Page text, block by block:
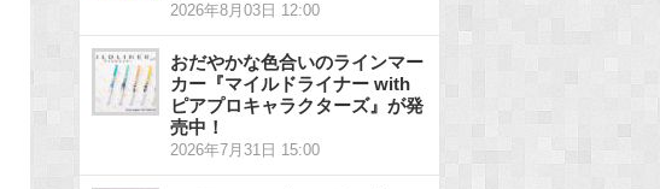
2026年8月03日 12:00
おだやかな色合いのラインマー
カー『マイルドライナー with
ピアプロキャラクターズ』が発
売中！
2026年7月31日 15:00